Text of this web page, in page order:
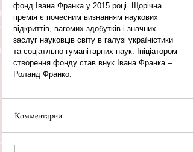
фонд Івана Франка у 2015 році. Щорічна
премія є почесним визнанням наукових
відкриттів, вагомих здобутків і значних
заслуг науковців світу в галузі україністики
та соціатльно-гуманітарних наук. Ініціатором
створення фонду став внук Івана Франка –
Роланд Франко.
Комментарии